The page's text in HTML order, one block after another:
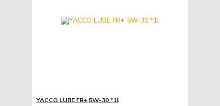
YACCO LUBE FR+ 5W-30 *1l